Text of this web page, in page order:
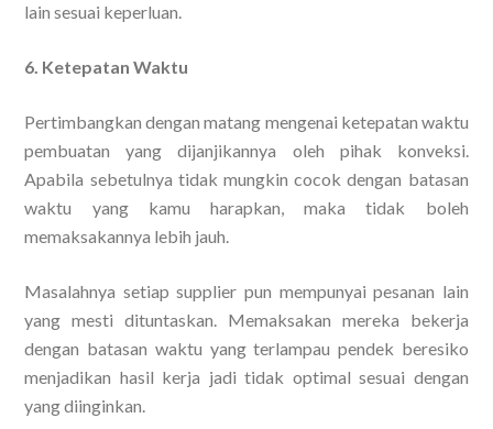
lain sesuai keperluan.
6. Ketepatan Waktu
Pertimbangkan dengan matang mengenai ketepatan waktu
pembuatan yang dijanjikannya oleh pihak konveksi.
Apabila sebetulnya tidak mungkin cocok dengan batasan
waktu yang kamu harapkan, maka tidak boleh
memaksakannya lebih jauh.
Masalahnya setiap supplier pun mempunyai pesanan lain
yang mesti dituntaskan. Memaksakan mereka bekerja
dengan batasan waktu yang terlampau pendek beresiko
menjadikan hasil kerja jadi tidak optimal sesuai dengan
yang diinginkan.